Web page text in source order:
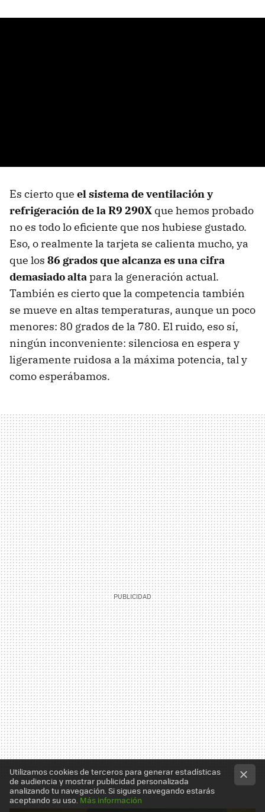
Es cierto que el sistema de ventilación y
refrigeración de la R9 290X que hemos probado
no es todo lo eficiente que nos hubiese gustado.
Eso, o realmente la tarjeta se calienta mucho, ya
que los 86 grados que alcanza es una cifra
demasiado altapara la generación actual.
También es cierto que la competencia también
se mueve en altas temperaturas, aunque un poco
menores: 80 grados de la 780. El ruido, eso sí,
ningún inconveniente: silenciosa en espera y
ligeramente ruidosa a la máxima potencia, tal y
como esperábamos.
Utilizamos cookies de terceros para generar estadísticas
de audiencia y mostrar publicidad personalizada
analizando tu navegación. Si sigues navegando estarás
aceptando su uso. Más información